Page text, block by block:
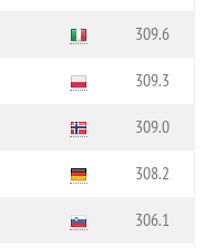
309.6
309.3
309.0
308.2
306.1